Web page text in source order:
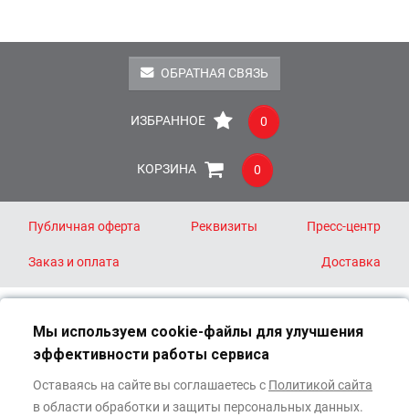
Мы используем cookie-файлы для улучшения
эффективности работы сервиса
Оставаясь на сайте вы соглашаетесь с Политикой сайта
в области обработки и защиты персональных данных.
ОБРАТНАЯ СВЯЗЬ
ИЗБРАННОЕ 0
КОРЗИНА 0
Публичная оферта Реквизиты Пресс-центр
Заказ и оплата Доставка
info@oracalauto.ru
ул. Старообрядческая, д. 32, корп. 2